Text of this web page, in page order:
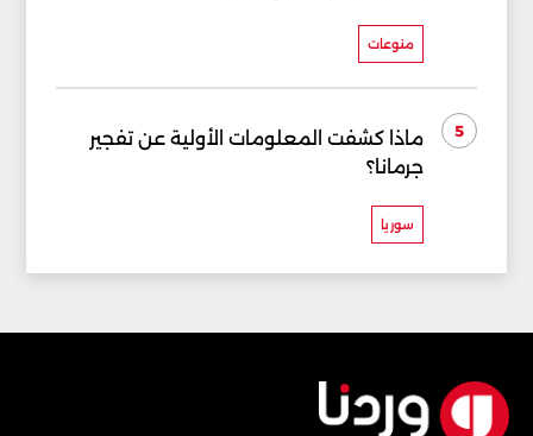
منوعات
5
ماذا كشفت المعلومات الأولية عن تفجير
جرمانا؟
سوريا